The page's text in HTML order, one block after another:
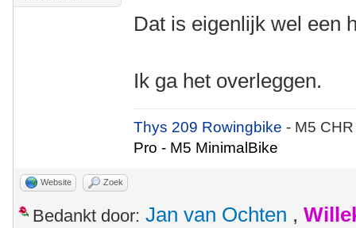
Dat is eigenlijk wel een
Ik ga het overleggen.
Thys 209 Rowingbike- M5
Pro - M5 MinimalBike
Website Zoek
Bedankt door: Jan van Ochten ,